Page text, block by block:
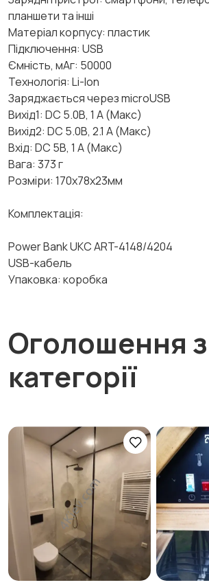
планшети та інші
Матеріал корпусу: пластик
Підключення: USB
Ємність, мАг: 50000
Технологія: Li-Ion
Заряджається через microUSB
Вихід1: DC 5.0В, 1 А (Макс)
Вихід2: DC 5.0В, 2.1 А (Макс)
Вхід: DC 5В, 1 А (Макс)
Вага: 373 г
Розміри: 170х78х23мм
Комплектація:
Power Bank UKC ART-4148/4204
USB-кабель
Упаковка: коробка
Оголошення з
категорії